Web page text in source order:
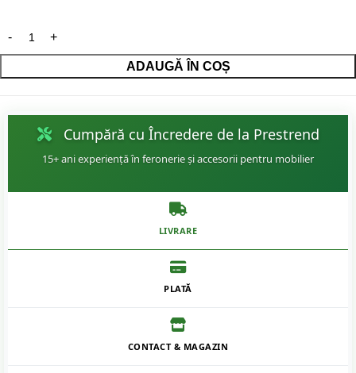
ADAUGĂ ÎN COȘ
Cumpără cu Încredere de la Prestrend
15+ ani experiență în feronerie și accesorii pentru mobilier
LIVRARE
PLATĂ
CONTACT & MAGAZIN